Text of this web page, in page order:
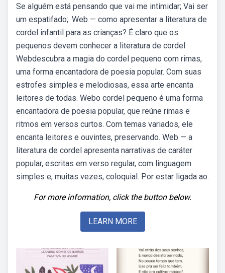
Se alguém está pensando que vai me intimidar; Vai ser
um espatifado;. Web — como apresentar a literatura de
cordel infantil para as crianças? É claro que os
pequenos devem conhecer a literatura de cordel.
Webdescubra a magia do cordel pequeno com rimas,
uma forma encantadora de poesia popular. Com suas
estrofes simples e melodiosas, essa arte encanta
leitores de todas. Webo cordel pequeno é uma forma
encantadora de poesia popular, que reúne rimas e
ritmos em versos curtos. Com temas variados, ele
encanta leitores e ouvintes, preservando. Web — a
literatura de cordel apresenta narrativas de caráter
popular, escritas em verso regular, com linguagem
simples e, muitas vezes, coloquial. Por estar ligada ao.
For more information, click the button below.
LEARN MORE